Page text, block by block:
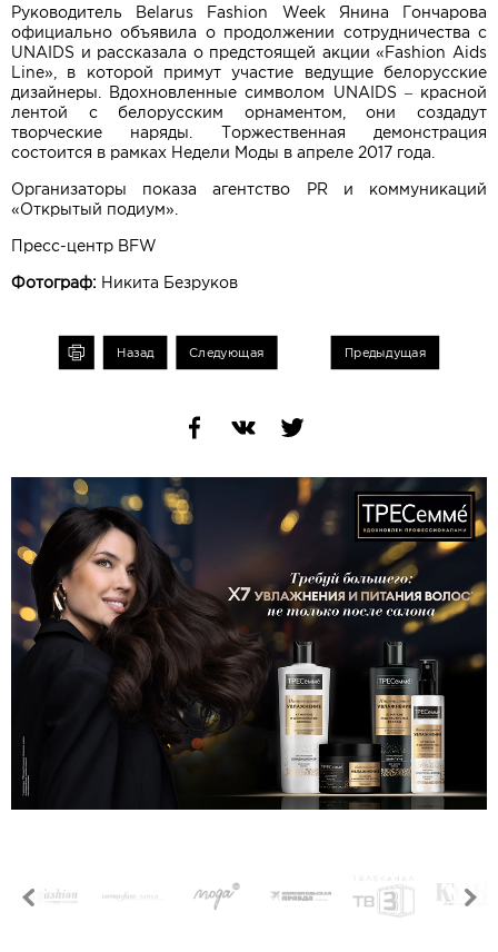
Руководитель Belarus Fashion Week Янина Гончарова
официально объявила о продолжении сотрудничества с
UNAIDS и рассказала о предстоящей акции «Fashion Aids
Line», в которой примут участие ведущие белорусские
дизайнеры. Вдохновленные символом UNAIDS – красной
лентой с белорусским орнаментом, они создадут
творческие наряды. Торжественная демонстрация
состоится в рамках Недели Моды в апреле 2017 года.
Организаторы показа агентство PR и коммуникаций
«Открытый подиум».
Пресс-центр BFW
Фотограф: Никита Безруков
Назад Следующая Предыдущая